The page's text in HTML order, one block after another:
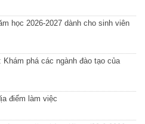
học 2026-2027 dành cho sinh viên
phá các ngành đào tạo của
điểm làm việc